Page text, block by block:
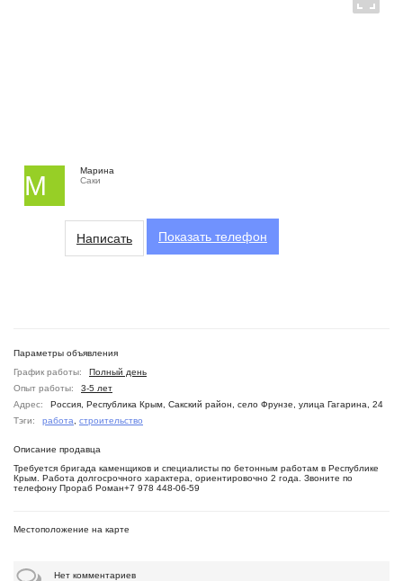
М
Марина
Саки
Написать Показать телефон
Параметры объявления
График работы:
Полный день
Опыт работы:
3-5 лет
Адрес:
Россия, Республика Крым, Сакский район, село Фрунзе, улица Гагарина, 24
Тэги:
работа строительство
Описание продавца
Требуется бригада каменщиков и специалисты по бетонным работам в Республике
Крым. Работа долгосрочного характера, ориентировочно 2 года. Звоните по
телефону Прораб Роман+7 978 448-06-59
Местоположение на карте
Нет комментариев